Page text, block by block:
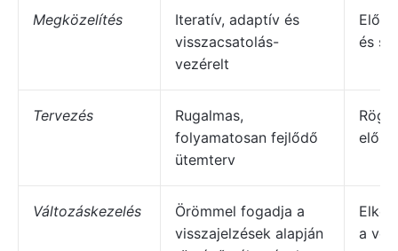
Megközelítés
Iteratív, adaptív és
visszacsatolás-
vezérelt
és
Tervezés
Rugalmas,
folyamatosan fejlődő
ütemterv
Változáskezelés
Örömmel fogadja a
visszajelzések alapján
a